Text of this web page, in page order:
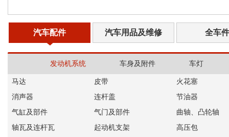
汽车配件 汽车用品及维修 全车件
发动机系统 车身及附件 车灯
马达 皮带
火花塞
消声器
连杆盖
节油器
气缸及部件
气门及部件
曲轴、凸轮轴
轴瓦及连杆瓦
起动机支架
高压包